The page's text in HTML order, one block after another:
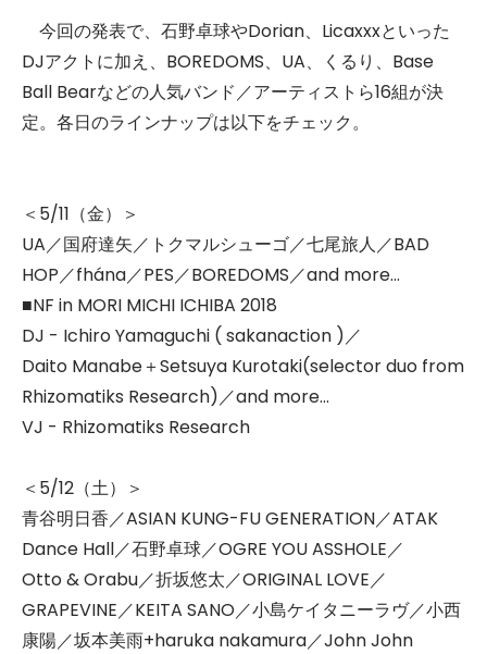
今回の発表で、石野卓球やDorian、Licaxxxといった
DJアクトに加え、BOREDOMS、UA、くるり、Base
Ball Bearなどの人気バンド／アーティストら16組が決
定。各日のラインナップは以下をチェック。
＜5/11（金）＞
UA／国府達矢／トクマルシューゴ／七尾旅人／BAD
HOP／fhána／PES／BOREDOMS／and more...
■NF in MORI MICHI ICHIBA 2018
DJ - Ichiro Yamaguchi ( sakanaction )／
Daito Manabe＋Setsuya Kurotaki(selector duo from
Rhizomatiks Research)／and more...
VJ - Rhizomatiks Research
＜5/12（土）＞
青谷明日香／ASIAN KUNG-FU GENERATION／ATAK
Dance Hall／石野卓球／OGRE YOU ASSHOLE／
Otto & Orabu／折坂悠太／ORIGINAL LOVE／
GRAPEVINE／KEITA SANO／小島ケイタニーラヴ／小西
康陽／坂本美雨+haruka nakamura／John John